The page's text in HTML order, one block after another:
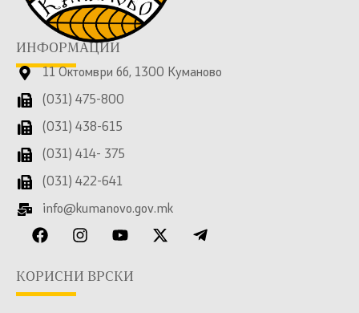
ИНФОРМАЦИИ
11 Октомври бб, 1300 Куманово
(031) 475-800
(031) 438-615
(031) 414- 375
(031) 422-641
info@kumanovo.gov.mk
КОРИСНИ ВРСКИ